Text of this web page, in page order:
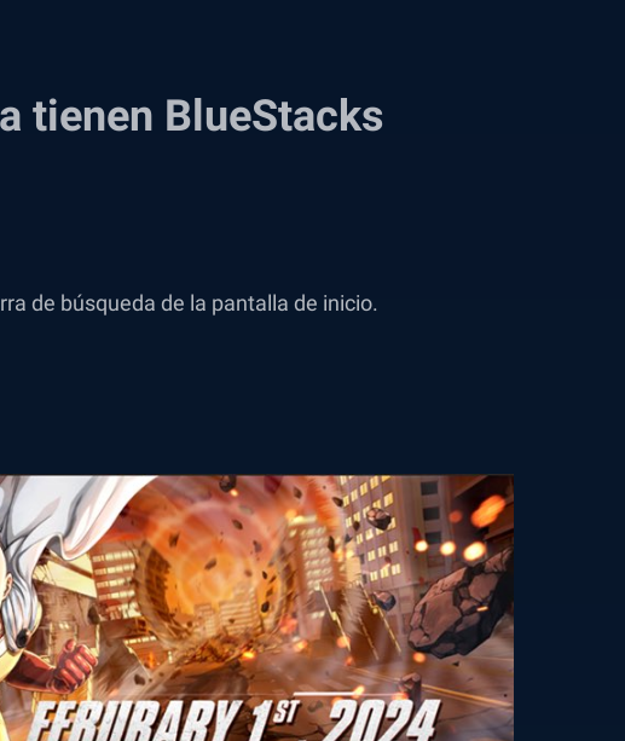
tienen BlueStacks
de búsqueda de la pantalla de inicio.